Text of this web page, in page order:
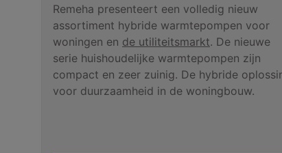
Remeha presenteert een volledig nieuw
assortiment hybride warmtepompen voor
woningen en de utiliteitsmarkt. De nieuwe
serie huishoudelijke warmtepompen zijn
compact en zeer zuinig. De hybride
voor duurzaamheid in de woningbouw.